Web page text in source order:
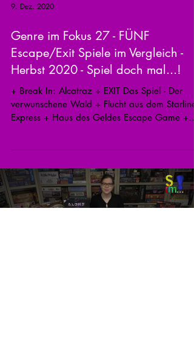
9. Dez. 2020
Genre im Fokus 27 - FÜNF
Escape/Exit Spiele im Vergleich -
Herbst 2020 - Spiel doch mal...!
+ Break In: Alcatraz + EXIT Das Spiel - Der
verwunschene Wald + Flucht aus dem Starline
Express + Haus des Geldes Escape Game +